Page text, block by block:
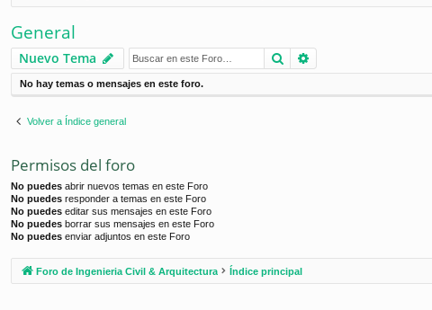
es
rá
pi
d
os
General
Nuevo Tema Buscar
No hay temas o mensajes en este foro.
Volver a Índice general
Permisos del foro
No puedes abrir nuevos temas en este Foro
No puedes responder a temas en este Foro
No puedes editar sus mensajes en este Foro
No puedes borrar sus mensajes en este Foro
No puedes enviar adjuntos en este Foro
Foro de Ingenieria Civil & Arquitectura Índice principal